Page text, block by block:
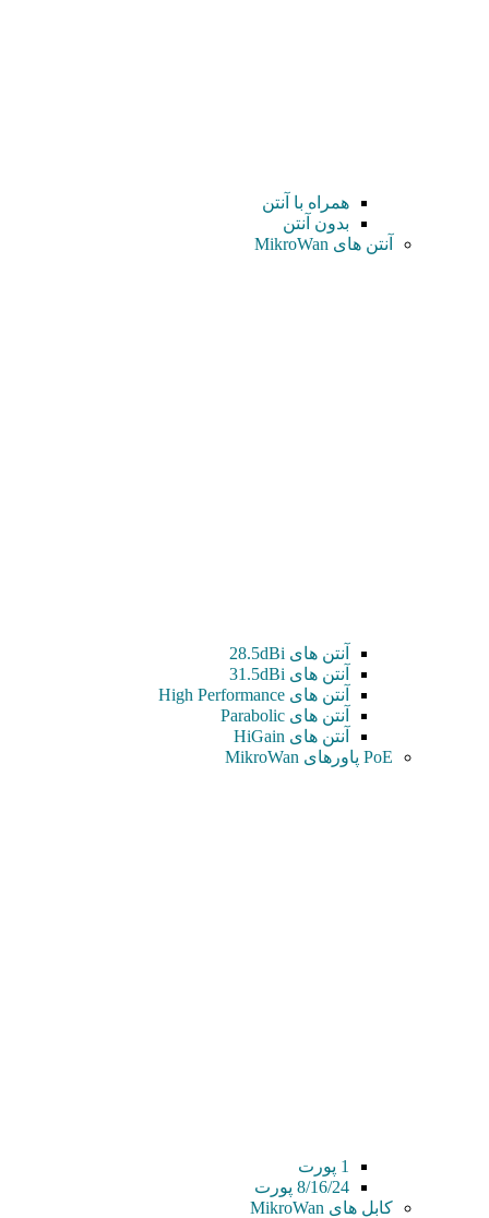
همراه با آنتن
بدون آنتن
آنتن های MikroWan
آنتن های 28.5dBi
آنتن های 31.5dBi
آنتن های High Performance
آنتن های Parabolic
آنتن های HiGain
PoE پاورهای MikroWan
1 پورت
8/16/24 پورت
کابل های MikroWan